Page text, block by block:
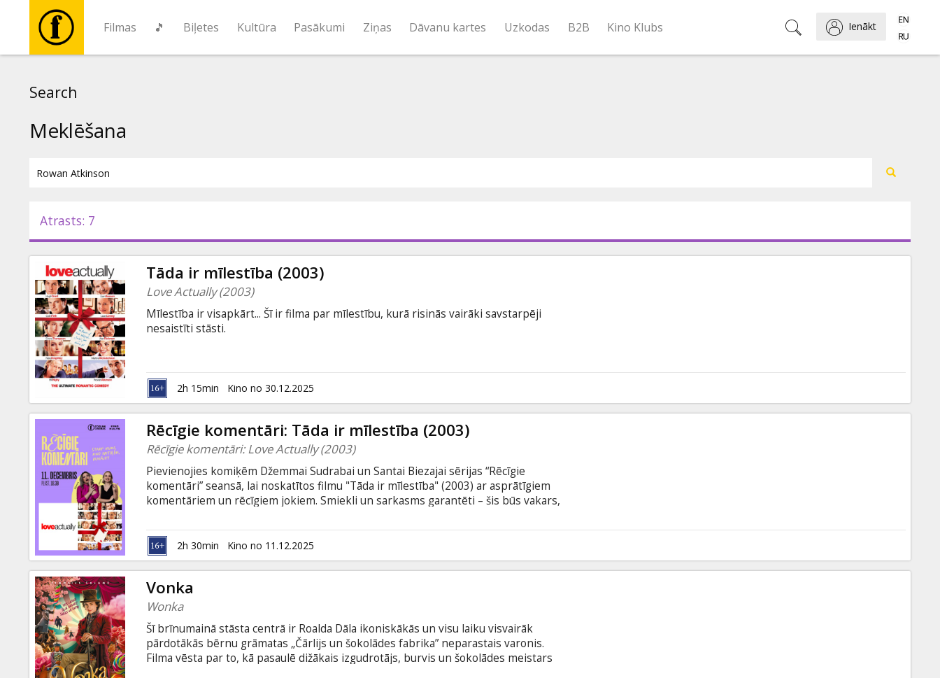
Filmas 🎵 Biļetes Kultūra Pasākumi Ziņas Dāvanu kartes Uzkodas B2B Kino Klubs Ienākt
Pasākumi
Ziņas
Dāvanu
kartes
Uzkodas
B2B
Kino
Klubs
Search
Meklēšana
Atrasts: 7
Tāda ir mīlestība (2003)
Love Actually (2003)
Mīlestība ir visapkārt... Šī ir filma par mīlestību, kurā risinās vairāki savstarpēji
nesaistīti stāsti.
2h 15min Kino no 30.12.2025
Rēcīgie komentāri: Tāda ir mīlestība (2003)
Rēcīgie komentāri: Love Actually (2003)
Pievienojies komiķēm Džemmai Sudrabai un Santai Biezajai sērijas “Rēcīgie
komentāri” seansā, lai noskatītos filmu "Tāda ir mīlestība" (2003) ar asprātīgiem
komentāriem un rēcīgiem jokiem. Smiekli un sarkasms garantēti – šis būs vakars,
savstarpēji nesaistīti stāsti.
2h 30min Kino no 11.12.2025
Vonka
Wonka
Šī brīnumainā stāsta centrā ir Roalda Dāla ikoniskākās un visu laiku visvairāk
pārdotākās bērnu grāmatas „Čārlijs un šokolādes fabrika” neparastais varonis.
Filma vēsta par to, kā pasaulē dižākais izgudrotājs, burvis un šokolādes meistars